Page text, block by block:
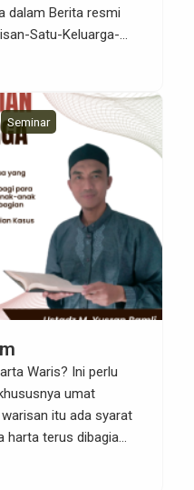
dalam Berita resmi
Satu-Keluarga-
Bagaimana
mesti disiapkan
ditinggalkan nantinya ?
untuk Menyelesaikan
Seminar The
Seminar
Waris? Ini perlu
umat
itu ada syarat
harta terus dibagia
orangtuanya masih
harta warisan.